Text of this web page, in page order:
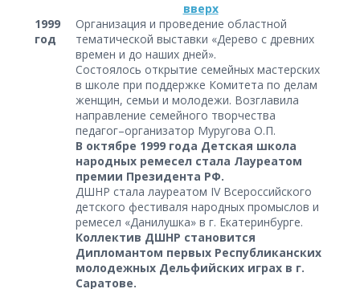
вверх
1999
год
Организация и проведение областной
тематической выставки «Дерево с древних
времен и до наших дней».
Состоялось открытие семейных мастерских
в школе при поддержке Комитета по делам
женщин, семьи и молодежи. Возглавила
направление семейного творчества
педагог–организатор Муругова О.П.
В октябре 1999 года Детская школа
народных ремесел стала Лауреатом
премии Президента РФ.
ДШНР стала лауреатом IV Всероссийского
детского фестиваля народных промыслов и
ремесел «Данилушка» в г. Екатеринбурге.
Коллектив ДШНР становится
Дипломантом первых Республиканских
молодежных Дельфийских играх в г.
Саратове.